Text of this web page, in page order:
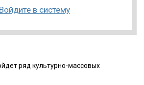
Войдите в систему
ряд культурно-массовых